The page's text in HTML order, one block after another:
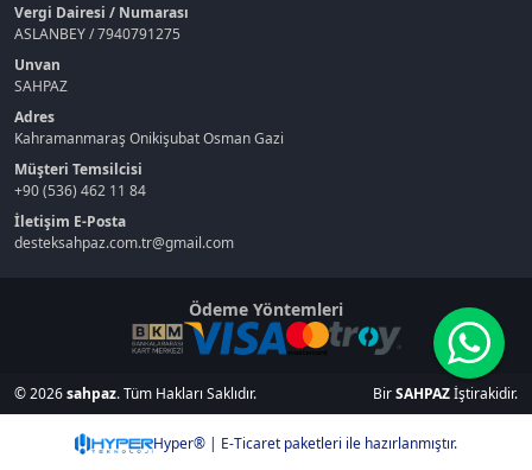
Vergi Dairesi / Numarası
ASLANBEY / 7940791275
Unvan
SAHPAZ
Adres
Kahramanmaraş Onikişubat Osman Gazi
Müşteri Temsilcisi
+90 (536) 462 11 84
İletişim E-Posta
desteksahpaz.com.tr@gmail.com
Ödeme Yöntemleri
© 2026sahpaz. Tüm Hakları Saklıdır. BirSAHPAZİştirakidir.
Hyper® | E-Ticaret paketleri ile hazırlanmıştır.